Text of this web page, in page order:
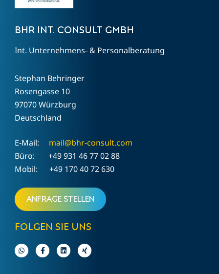
BHR INT. CONSULT GMBH
Int. Unternehmens- & Personalberatung
Stephan Behringer
Rosengasse 10
97070 Würzburg
Deutschland
E-Mail: mail@bhr-consult.com
Büro: +49 931 46 77 02 88
Mobil: +49 170 40 72 630
Anfrage stellen
FOLGEN SIE UNS